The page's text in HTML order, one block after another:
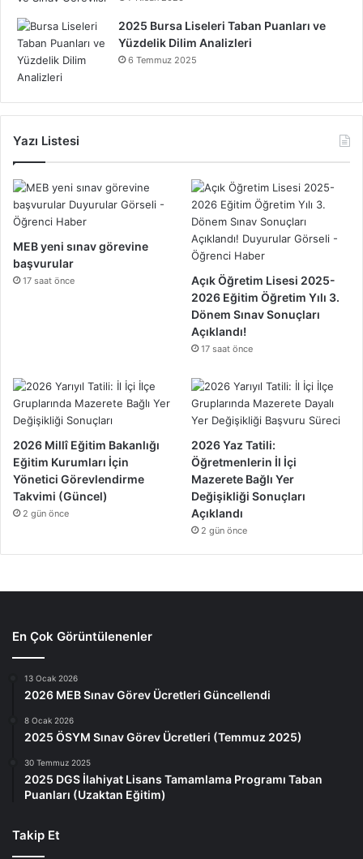
2025 Bursa Liseleri Taban Puanları ve
Yüzdelik Dilim Analizleri
6 Temmuz 2025
Yazı Listesi
MEB yeni sınav görevine
başvurular
17 saat önce
Açık Öğretim Lisesi 2025-
2026 Eğitim Öğretim Yılı 3.
Dönem Sınav Sonuçları
Açıklandı!
17 saat önce
2026 Millî Eğitim Bakanlığı
Eğitim Kurumları İçin
Yönetici Görevlendirme
Takvimi (Güncel)
2 gün önce
2026 Yaz Tatili:
Öğretmenlerin İl İçi
Mazerete Bağlı Yer
Değişikliği Sonuçları
Açıklandı
2 gün önce
En Çok Görüntülenenler
13 Ocak 2026
2026 MEB Sınav Görev Ücretleri Güncellendi
8 Ocak 2026
2025 ÖSYM Sınav Görev Ücretleri (Temmuz 2025)
30 Temmuz 2025
2025 DGS İlahiyat Lisans Tamamlama Programı Taban
Puanları (Uzaktan Eğitim)
Takip Et